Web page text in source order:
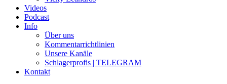
Videos
Podcast
Info
Über uns
Kommentarrichtlinien
Unsere Kanäle
Schlagerprofis | TELEGRAM
Kontakt